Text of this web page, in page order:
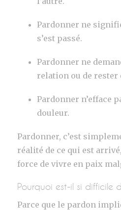
Pardonner ne
s’est passé.
Pardonner ne
relation ou de rester
Pardonner n’efface
douleur.
Pardonner, c’est
réalité de ce qui est
force de vivre en paix
Pourquoi est-il si difficile
Parce que le pardon